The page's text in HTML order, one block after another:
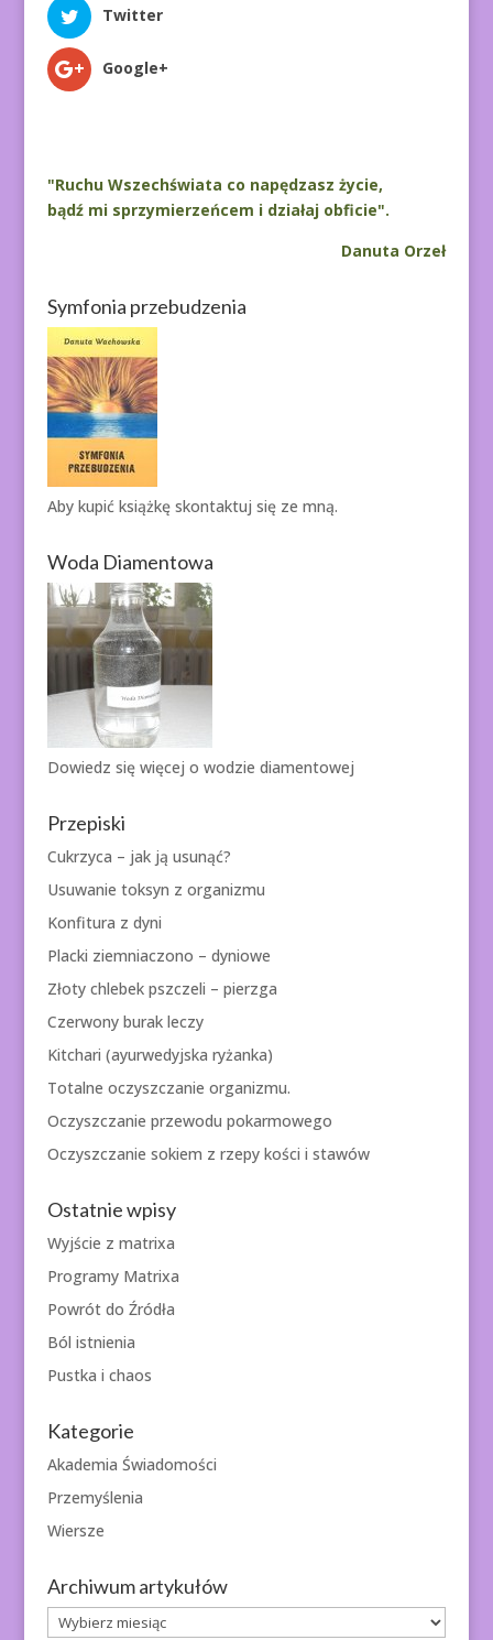
Twitter
Google+
"Ruchu Wszechświata co napędzasz życie,
bądź mi sprzymierzeńcem i działaj obficie".
Danuta Orzeł
Symfonia przebudzenia
Aby kupić książkę skontaktuj się ze mną.
Woda Diamentowa
Dowiedz się więcej o wodzie diamentowej
Przepiski
Cukrzyca – jak ją usunąć?
Usuwanie toksyn z organizmu
Konfitura z dyni
Placki ziemniaczono – dyniowe
Złoty chlebek pszczeli – pierzga
Czerwony burak leczy
Kitchari (ayurwedyjska ryżanka)
Totalne oczyszczanie organizmu.
Oczyszczanie przewodu pokarmowego
Oczyszczanie sokiem z rzepy kości i stawów
Ostatnie wpisy
Wyjście z matrixa
Programy Matrixa
Powrót do Źródła
Ból istnienia
Pustka i chaos
Kategorie
Akademia Świadomości
Przemyślenia
Wiersze
Archiwum artykułów
Archiwum